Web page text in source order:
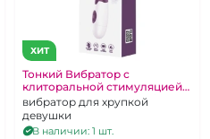
ХИТ
Тонкий Вибратор с
клиторальной стимуляцией
"Pretty Love" Butterfly kiss
вибратор для хрупкой
девушки
В наличии: 1 шт.